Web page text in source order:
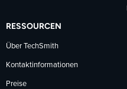
RESSOURCEN
Über TechSmith
Kontaktinformationen
Preise